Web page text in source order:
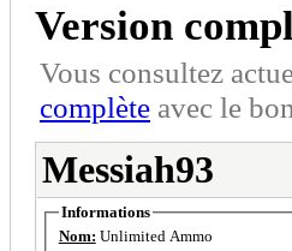
Version
Vous consultez
complète avec le
Messiah93
Informations
Nom: Unlimited Ammo